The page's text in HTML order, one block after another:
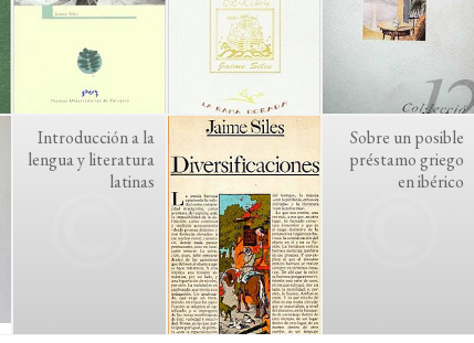
Introducción a la
lengua y literatura
latinas
Sobre un posible
préstamo griego
en ibérico